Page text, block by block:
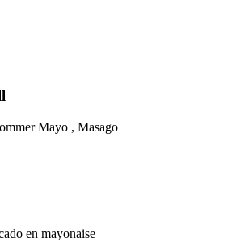
Mayo , Masago
en mayonaise